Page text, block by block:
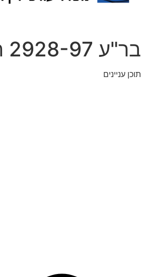
בר"ע 2928-97 חנוך נוח נ. חברת אופיר שיווק והספקה בע"מ
תוכן עניינים